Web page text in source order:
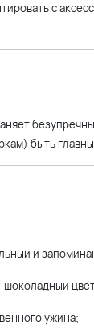
с
быть
и
ужина;